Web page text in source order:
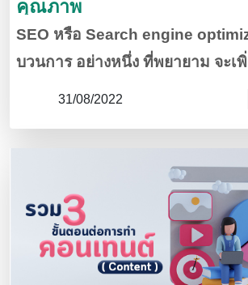
คุณภาพ
SEO หรือ Search engine
บวนการ อย่างหนึ่ง ที่พยายาม จะเ
คุณภาพ เข้าสู่ เว็บไซต์ ของคุณ จา
ปรากฏ อยู่ใน อันดับแรก ๆ ของกา
31/08/2022